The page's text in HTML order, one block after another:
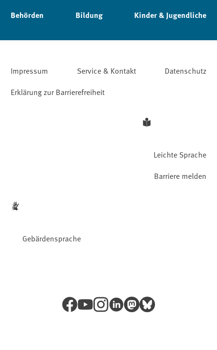
Behörden Bildung Kinder & Jugendliche
Impressum Service & Kontakt
Datenschutz
Erklärung zur Barrierefreiheit
Leichte Sprache
Gebärdensprache
Barriere melden